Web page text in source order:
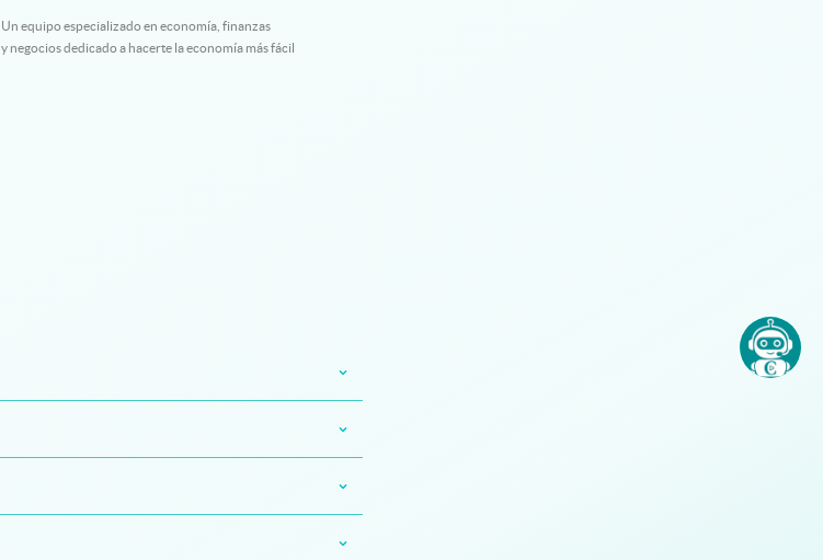
Un equipo especializado en economía, finanzas
y negocios dedicado a hacerte la economía más fácil